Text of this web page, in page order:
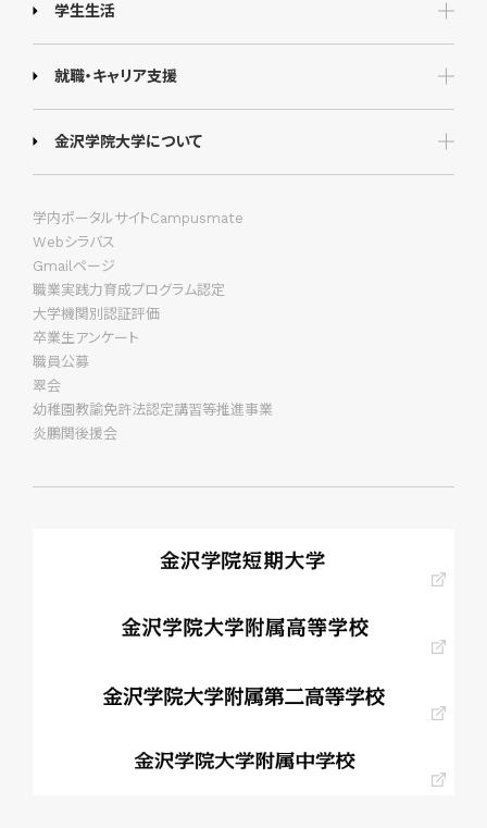
学生生活
就職・キャリア支援
金沢学院大学について
学内ポータルサイトCampusmate
Webシラバス
Gmailページ
職業実践力育成プログラム認定
大学機関別認証評価
卒業生アンケート
職員公募
翠会
幼稚園教諭免許法認定講習等推進事業
炎鵬関後援会